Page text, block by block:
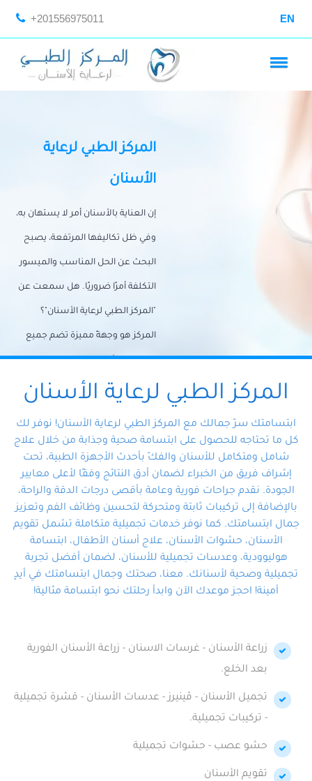
+201556975011 EN
المركز الطبي لرعاية
الأسنان
إن العناية بالأسنان أمر لا يستهان به،
وفي ظل تكاليفها المرتفعة، يصبح
البحث عن الحل المناسب والميسور
التكلفة أمرًا ضروريًا. هل سمعت عن
"المركز الطبي لرعاية الأسنان"؟
المركز هو وجهةً مميزة تضم جميع
احتياجات الأسنان تحت سقف واحد،
وتضمن لك حلاً شاملًا لجميع
المتخصص ذوي الخبرة، ستجد نفسك
في أيد أمينة تلبي احتياجاتك بكل
احترافية ودقة.
المركز الطبي لرعاية الأسنان
ابتسامتك سرّ جمالك مع المركز الطبي لرعاية الأسنان! نوفر لك
كل ما تحتاجه للحصول على ابتسامة صحية وجذابة من خلال علاج
شامل ومتكامل للأسنان والفكّ بأحدث الأجهزة الطبية، تحت
إشراف فريق من الخبراء لضمان أدق النتائج وفقًا لأعلى معايير
الجودة. نقدم جراحات فورية وعامة بأقصى درجات الدقة والراحة،
بالإضافة إلى تركيبات ثابتة ومتحركة لتحسين وظائف الفم وتعزيز
جمال ابتسامتك. كما نوفر خدمات تجميلية متكاملة تشمل تقويم
الأسنان، حشوات الأسنان، علاج أسنان الأطفال، ابتسامة
هوليوودية، وعدسات تجميلية للأسنان، لضمان أفضل تجربة
تجميلية وصحية لأسنانك. معنا، صحتك وجمال ابتسامتك في أيدٍ
أمينة! احجز موعدك الآن وابدأ رحلتك نحو ابتسامة مثالية!
زراعة الأسنان - غرسات الاسنان - زراعة الأسنان الفورية
بعد الخلع.
تجميل الأسنان - ڤينيرز - عدسات الأسنان - قشرة تجميلية
- تركيبات تجميلية.
حشو عصب - حشوات تجميلية
تقويم الأسنان